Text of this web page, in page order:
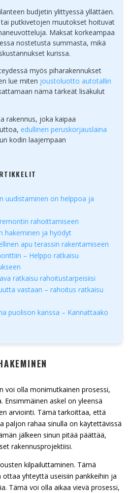
budjetin ylittyessä yllättäen.
putkivetojen muutokset hoituvat
Maksat korkeampaa
nostetusta summasta, mikä
kurissa.
myös piharakennukset
lue miten joustoluotto autotallin
nämä tärkeät lisäkulut
rakennus, joka kaipaa
edullinen peruskorjauslaina
kodin laajempaan
uudistaminen on helppoa ja
rahoittamiseen
hakeminen ja hyödyt
apu terassin rakentamiseen
– Helppo ratkaisu
ratkaisu rahoitustarpeisiisi
vastaan – rahoitus ratkaisu
puolison kanssa – Kannattaako
voi olla monimutkainen prosessi,
Ensimmäinen askel on yleensä
arviointi. Tämä tarkoittaa, että
paljon rahaa sinulla on käytettävissä
jälkeen sinun pitää päättää,
rakennusprojektiisi.
kilpailuttaminen. Tämä
yhteyttä useisiin pankkeihin ja
Tämä voi olla aikaa vievä prosessi,